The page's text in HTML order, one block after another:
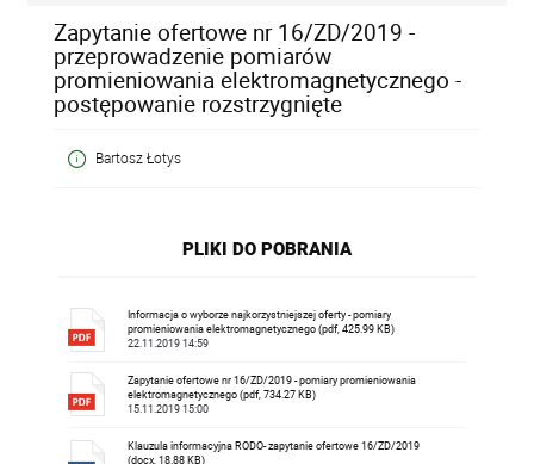
Zapytanie ofertowe nr 16/ZD/2019 -
przeprowadzenie pomiarów
promieniowania elektromagnetycznego -
postępowanie rozstrzygnięte
Bartosz Łotys
PLIKI DO POBRANIA
Informacja o wyborze najkorzystniejszej oferty - pomiary
promieniowania elektromagnetycznego (pdf, 425.99 KB)
22.11.2019 14:59
Zapytanie ofertowe nr 16/ZD/2019 - pomiary promieniowania
elektromagnetycznego (pdf, 734.27 KB)
15.11.2019 15:00
Klauzula informacyjna RODO- zapytanie ofertowe 16/ZD/2019
(docx, 18.88 KB)